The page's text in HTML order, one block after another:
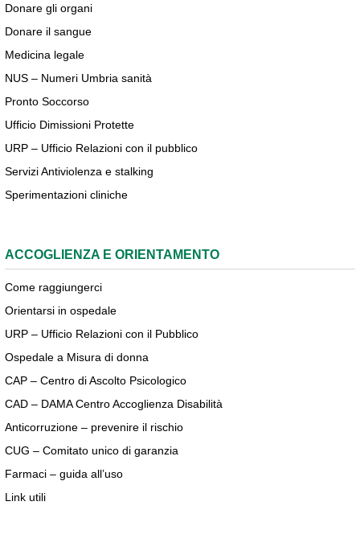
Donare gli organi
Donare il sangue
Medicina legale
NUS – Numeri Umbria sanità
Pronto Soccorso
Ufficio Dimissioni Protette
URP – Ufficio Relazioni con il pubblico
Servizi Antiviolenza e stalking
Sperimentazioni cliniche
ACCOGLIENZA E ORIENTAMENTO
Come raggiungerci
Orientarsi in ospedale
URP – Ufficio Relazioni con il Pubblico
Ospedale a Misura di donna
CAP – Centro di Ascolto Psicologico
CAD – DAMA Centro Accoglienza Disabilità
Anticorruzione – prevenire il rischio
CUG – Comitato unico di garanzia
Farmaci – guida all’uso
Link utili